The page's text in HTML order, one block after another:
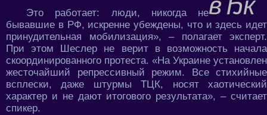
Это работает: люди, никогда не
бывавшие в РФ, искренне убеждены, что и здесь идет
принудительная мобилизация», – полагает эксперт.
При этом Шеслер не верит в возможность начала
скоординированного протеста. «На Украине установлен
жесточайший репрессивный режим. Все стихийные
всплески, даже штурмы ТЦК, носят хаотический
характер и не дают итогового результата», – считает
спикер.